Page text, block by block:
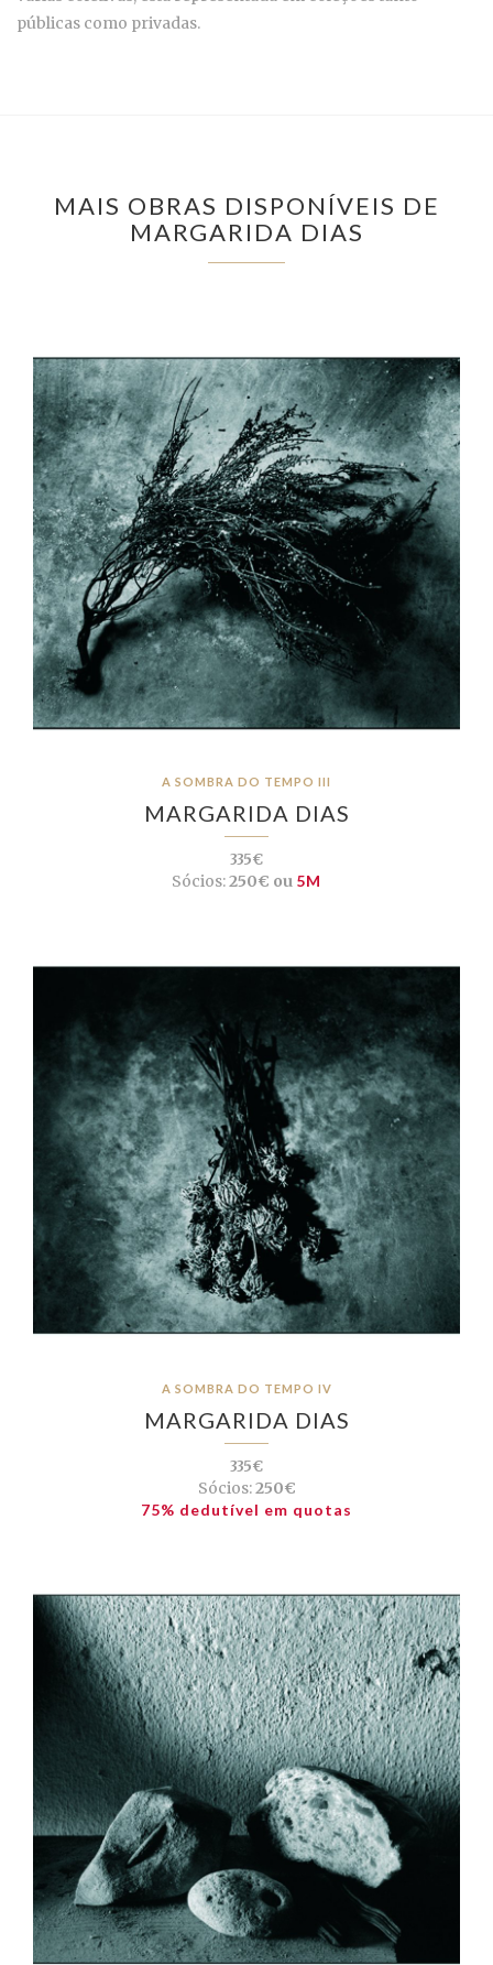
públicas como privadas.
MAIS OBRAS DISPONÍVEIS DE
MARGARIDA DIAS
A SOMBRA DO TEMPO III
MARGARIDA DIAS
335€
Sócios:250€ ou 5M
A SOMBRA DO TEMPO IV
MARGARIDA DIAS
335€
Sócios:250€
75% dedutível em quotas